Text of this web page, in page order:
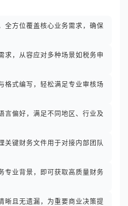
全方位覆盖核心业务需求，确保
求，从容应对多种场景如税务申
格式编写，轻松满足专业审核场
言偏好，满足不同地区、行业及
关键财务文件用于对接内部团队
专业背景，即可获取高质量财务
晰且无遗漏，为重要商业决策提